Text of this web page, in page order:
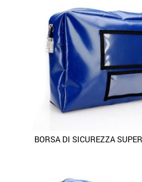
BORSA DI SICUREZZA